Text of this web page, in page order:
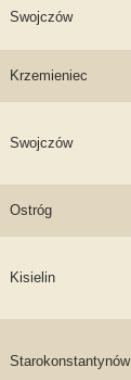
Swojczów
Krzemieniec
Swojczów
Ostróg
Kisielin
Starokonstantynów